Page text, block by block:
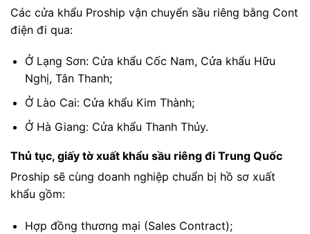
Các cửa khẩu Proship vận chuyển sầu riêng bằng Cont
điện đi qua:
Ở Lạng Sơn: Cửa khẩu Cốc Nam, Cửa khẩu Hữu
Nghị, Tân Thanh;
Ở Lào Cai: Cửa khẩu Kim Thành;
Ở Hà Giang: Cửa khẩu Thanh Thủy.
Thủ tục, giấy tờ xuất khẩu sầu riêng đi Trung Quốc
Proship sẽ cùng doanh nghiệp chuẩn bị hồ sơ xuất
khẩu gồm:
Hợp đồng thương mại (Sales Contract);